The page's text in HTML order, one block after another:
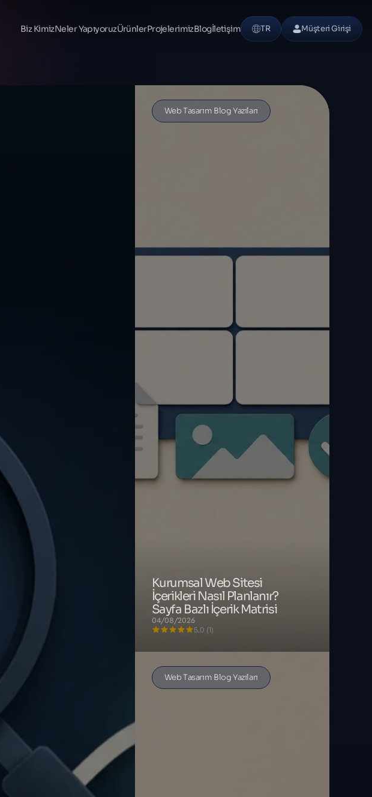
Biz KimizNeler YapıyoruzÜrünlerProjelerimizBlogİletişim TR Müşteri Girişi
Web Tasarım Blog Yazıları
Kurumsal Web Sitesi
İçerikleri Nasıl Planlanır?
Sayfa Bazlı İçerik Matrisi
04/08/2026
5.0 (1)
Web Tasarım Blog Yazıları